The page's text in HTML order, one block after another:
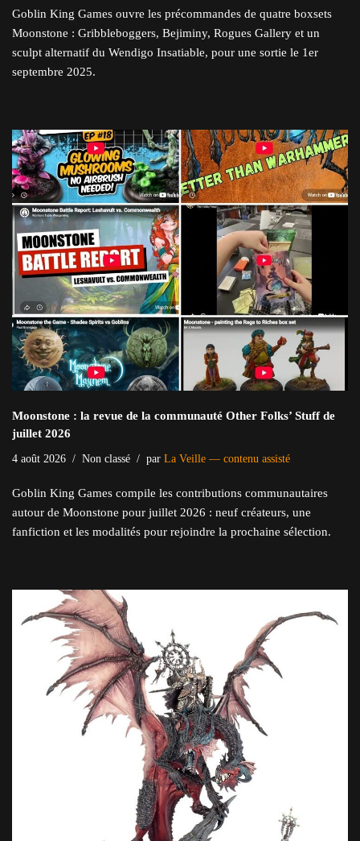
Goblin King Games ouvre les précommandes de quatre boxsets
Moonstone : Gribbleboggers, Bejiminy, Rogues Gallery et un
sculpt alternatif du Wendigo Insatiable, pour une sortie le 1er
septembre 2025.
Moonstone : la revue de la communauté Other Folks’ Stuff de
juillet 2026
4 août 2026 Non classé par La Veille — contenu assisté
Goblin King Games compile les contributions communautaires
autour de Moonstone pour juillet 2026 : neuf créateurs, une
fanfiction et les modalités pour rejoindre la prochaine sélection.